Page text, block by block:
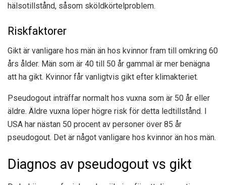
hälsotillstånd, såsom sköldkörtelproblem.
Riskfaktorer
Gikt är vanligare hos män än hos kvinnor fram till omkring 60
års ålder. Män som är 40 till 50 år gammal är mer benägna
att ha gikt. Kvinnor får vanligtvis gikt efter klimakteriet.
Pseudogout inträffar normalt hos vuxna som är 50 år eller
äldre. Äldre vuxna löper högre risk för detta ledtillstånd. I
USA har nästan 50 procent av personer över 85 år
pseudogout. Det är något vanligare hos kvinnor än hos män.
Diagnos av pseudogout vs gikt